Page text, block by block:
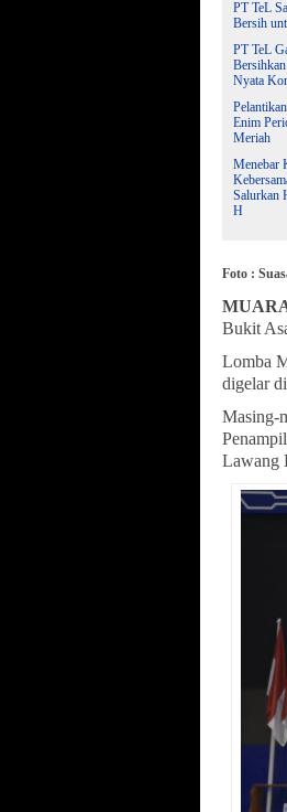
PT TeL
Bersih
PT TeL
Nyata
Enim
Meriah
Menebar
Salurkan
H
Foto :
Bukit
Lomba
digelar
Masing-
Lawang